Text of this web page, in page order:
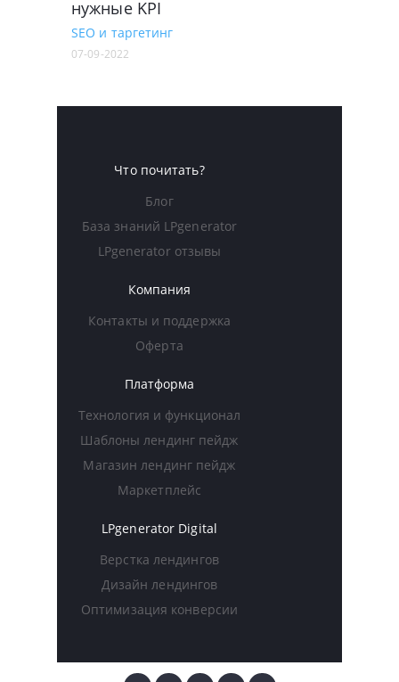
нужные KPI
SEO и таргетинг
07-09-2022
Что почитать?
Блог
База знаний LPgenerator
LPgenerator отзывы
Компания
Контакты и поддержка
Оферта
Платформа
Технология и функционал
Шаблоны лендинг пейдж
Магазин лендинг пейдж
Маркетплейс
LPgenerator Digital
Верстка лендингов
Дизайн лендингов
Оптимизация конверсии